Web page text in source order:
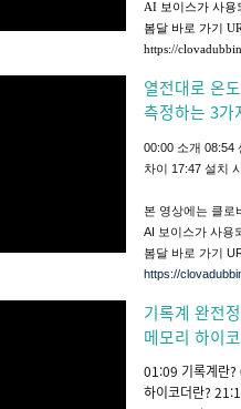
AI 보이스가 사용
봄달 바로 가기
https://
열전대로 온
측정하는 3가
00:00 소개 08:54
차이 17:47 설치
본 영상에는 클로
AI 보이스가 사용
봄달 바로 가기
https://
기록계 완전
메모리 하이
01:09 기록계란
하이코더란?